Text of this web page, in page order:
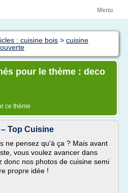
Menu
: cuisine bois > cuisine
pour le thème : deco
ce thème
Top Cuisine
ne pensez qu'à ça ? Mais avant
vous voulez avancer dans
donc nos photos de cuisine semi
propre idée !